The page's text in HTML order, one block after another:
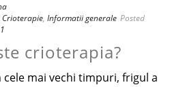
Crioterapie, Informatii generale Posted
crioterapia?
cele mai vechi timpuri, frigul a